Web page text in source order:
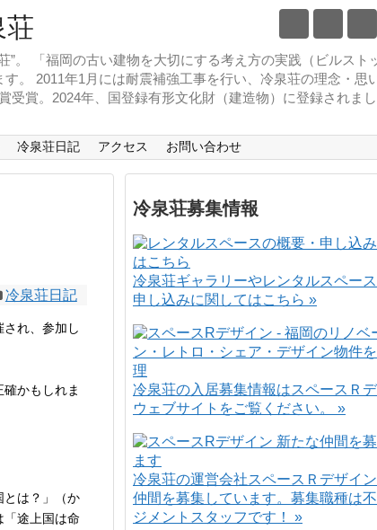
。 「福岡の古い建物を大切にする考え方の実践（ビルスト
。 2011年1月には耐震補強工事を行い、冷泉荘の理念・思
受賞。2024年、国登録有形文化財（建造物）に登録されまし
冷泉荘日記 アクセス お問い合わせ
冷泉荘日記
れ、参加し
かもしれま
とは？」（か
「途上国は命
冷泉荘募集情報
冷泉荘ギャラリーやレンタルスペース
申し込みに関してはこちら »
冷泉荘の入居募集情報はスペースＲ
ウェブサイトをご覧ください。 »
冷泉荘の運営会社スペースＲデザイ
仲間を募集しています。募集職種は
ジメントスタッフです！ »